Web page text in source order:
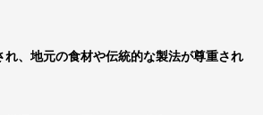
れ、地元の食材や伝統的な製法が尊重され